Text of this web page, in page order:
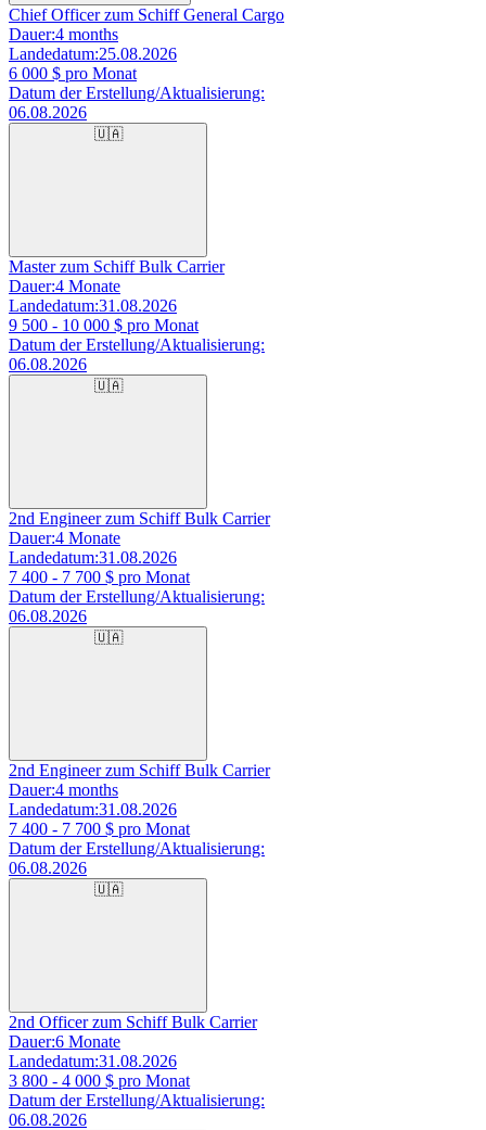
Chief Officer zum Schiff General Cargo
Dauer:4 months
Landedatum:25.08.2026
6 000 $ pro Monat
Datum der Erstellung/Aktualisierung:
06.08.2026
🇺🇦
Master zum Schiff Bulk Carrier
Dauer:4 Monate
Landedatum:31.08.2026
9 500 - 10 000 $ pro Monat
Datum der Erstellung/Aktualisierung:
06.08.2026
🇺🇦
2nd Engineer zum Schiff Bulk Carrier
Dauer:4 Monate
Landedatum:31.08.2026
7 400 - 7 700 $ pro Monat
Datum der Erstellung/Aktualisierung:
06.08.2026
🇺🇦
2nd Engineer zum Schiff Bulk Carrier
Dauer:4 months
Landedatum:31.08.2026
7 400 - 7 700 $ pro Monat
Datum der Erstellung/Aktualisierung:
06.08.2026
🇺🇦
2nd Officer zum Schiff Bulk Carrier
Dauer:6 Monate
Landedatum:31.08.2026
3 800 - 4 000 $ pro Monat
Datum der Erstellung/Aktualisierung:
06.08.2026